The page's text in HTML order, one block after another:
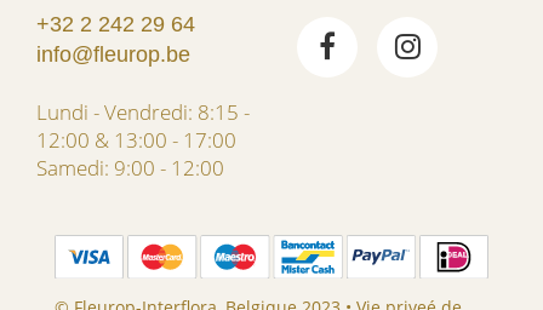
+32 2 242 29 64
info@fleurop.be
Lundi - Vendredi: 8:15 -
12:00 & 13:00 - 17:00
Samedi: 9:00 - 12:00